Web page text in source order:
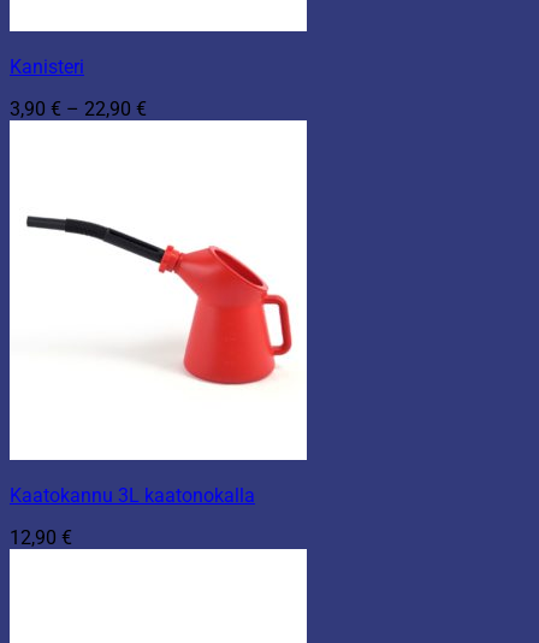
Kanisteri
3,90 € – 22,90 €
Kaatokannu 3L kaatonokalla
12,90 €